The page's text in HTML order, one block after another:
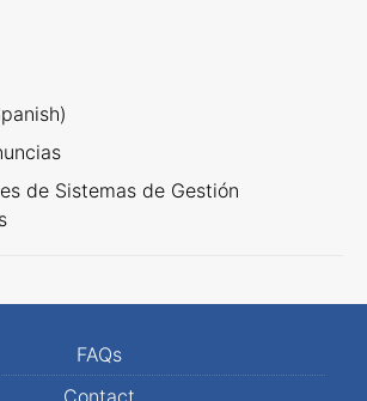
de Sistemas de Gestión
FAQs
Contact